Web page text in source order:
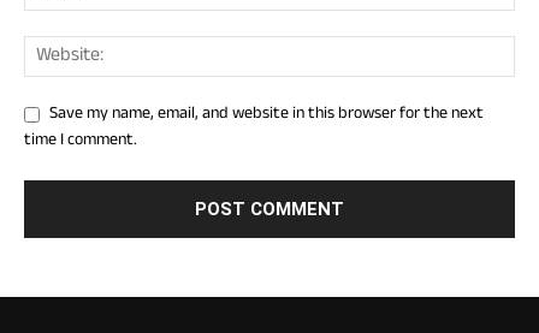
Save my name, email, and website in this browser for the next
time I comment.